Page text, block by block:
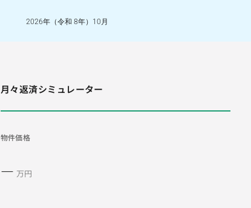
2026年（令和 8年）10月
月々返済シミュレーター
物件価格
― 万円